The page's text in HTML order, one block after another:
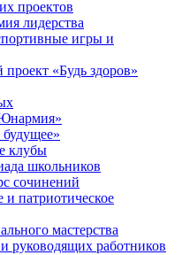
проектов
лидерства
игры и
«Будь здоров»
клубы
школьников
сочинений
и патриотическое
мастерства
руководящих работников